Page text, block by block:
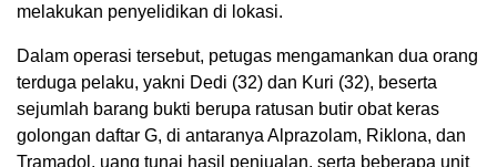
melakukan penyelidikan di lokasi.
Dalam operasi tersebut, petugas mengamankan dua orang
terduga pelaku, yakni Dedi (32) dan Kuri (32), beserta
sejumlah barang bukti berupa ratusan butir obat keras
golongan daftar G, di antaranya Alprazolam, Riklona, dan
Tramadol, uang tunai hasil penjualan, serta beberapa unit